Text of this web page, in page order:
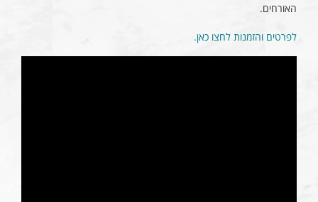
האורחים.
לפרטים והזמנות לחצו כאן.